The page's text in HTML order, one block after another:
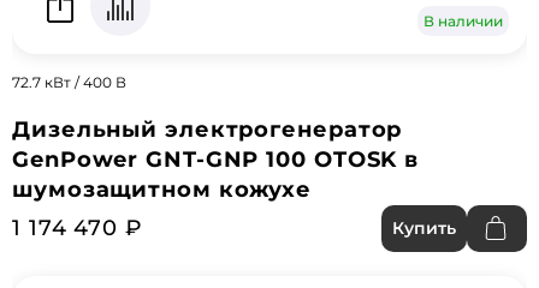
В наличии
72.7 кВт / 400 В
Дизельный электрогенератор
GenPower GNT-GNP 100 OTOSK в
шумозащитном кожухе
1 174 470 ₽
Купить